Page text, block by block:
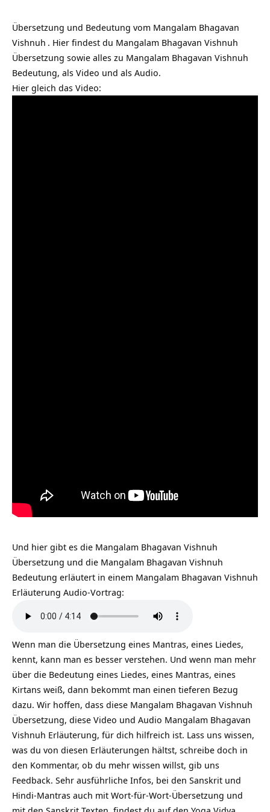
Übersetzung und Bedeutung vom Mangalam Bhagavan
Vishnuh . Hier findest du Mangalam Bhagavan Vishnuh
Übersetzung sowie alles zu Mangalam Bhagavan Vishnuh
Bedeutung, als Video und als Audio.
Hier gleich das Video:
Und hier gibt es die Mangalam Bhagavan Vishnuh
Übersetzung und die Mangalam Bhagavan Vishnuh
Bedeutung erläutert in einem Mangalam Bhagavan Vishnuh
Erläuterung Audio-Vortrag:
Wenn man die Übersetzung eines Mantras, eines Liedes,
kennt, kann man es besser verstehen. Und wenn man mehr
über die Bedeutung eines Liedes, eines Mantras, eines
Kirtans weiß, dann bekommt man einen tieferen Bezug
dazu. Wir hoffen, dass diese Mangalam Bhagavan Vishnuh
Übersetzung, diese Video und Audio Mangalam Bhagavan
Vishnuh Erläuterung, für dich hilfreich ist. Lass uns wissen,
was du von diesen Erläuterungen hältst, schreibe doch in
den Kommentar, ob du mehr wissen willst, gib uns
Feedback. Sehr ausführliche Infos, bei den Sanskrit und
Hindi-Mantras auch mit Wort-für-Wort-Übersetzung und